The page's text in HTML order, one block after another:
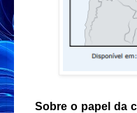
Sobre o papel da